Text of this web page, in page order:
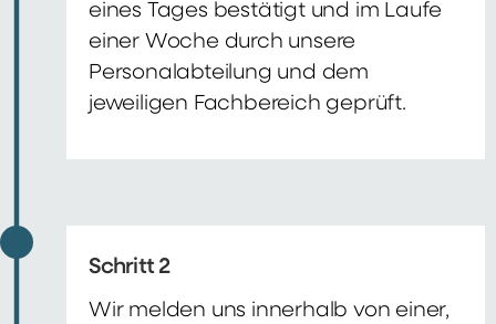
eines Tages bestätigt und im Laufe
einer Woche durch unsere
Personalabteilung und dem
jeweiligen Fachbereich geprüft.
Schritt 2
Wir melden uns innerhalb von einer,